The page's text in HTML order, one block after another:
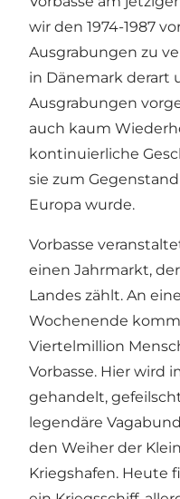
wir den 1974-1987
Ausgrabungen zu
in Dänemark derart
Ausgrabungen
auch kaum
kontinuierliche
sie zum
Europa wurde.
Vorbasse
einen Jahrmarkt,
Landes zählt. An
Wochenende
Viertelmillion
Vorbasse. Hier wird
gehandelt,
legendäre
den Weiher der
Kriegshafen. Heute